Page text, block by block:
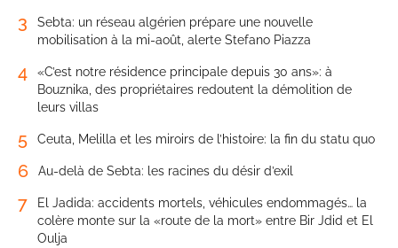
3
Sebta: un réseau algérien prépare une nouvelle
mobilisation à la mi-août, alerte Stefano Piazza
4
«C’est notre résidence principale depuis 30 ans»: à
Bouznika, des propriétaires redoutent la démolition de
leurs villas
5 Ceuta, Melilla et les miroirs de l’histoire: la fin du statu quo
6 Au-delà de Sebta: les racines du désir d’exil
7
El Jadida: accidents mortels, véhicules endommagés… la
colère monte sur la «route de la mort» entre Bir Jdid et El
Oulja